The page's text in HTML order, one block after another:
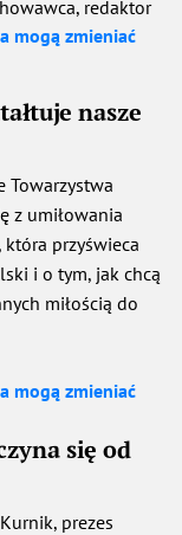
redaktor
mogą zmieniać
nasze
Towarzystwa
z umiłowania
przyświeca
i o tym, jak chcą
miłością do
mogą zmieniać
się od
prezes